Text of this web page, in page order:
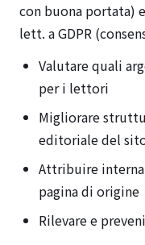
con buona portata)
lett. a GDPR
Valutare quali
per i lettori
Migliorare
editoriale del
Attribuire
pagina di origine
Rilevare e